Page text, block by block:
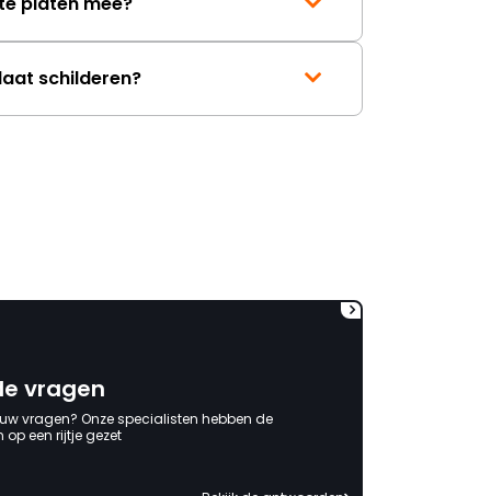
schilderen?
vragen
vragen? Onze specialisten hebben de
een rijtje gezet